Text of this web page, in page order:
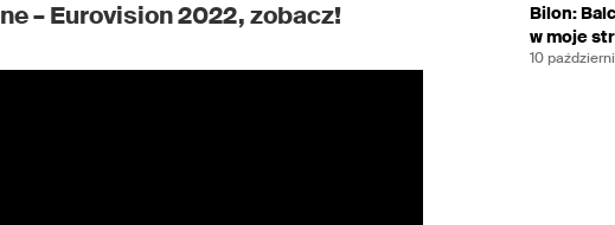
– Eurovision 2022, zobacz!
Bilon:
w moje
10